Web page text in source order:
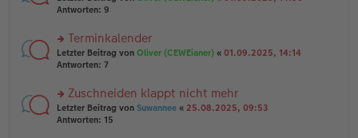
tr
g
el
e
n
er
tr
a
g
te
n
g
el
e
n
er
Antworten: 9
rs
te
n
g
el
Terminkalender
Letzter Beitrag von Oliver (CEWEianer) « 01.09.2025, 14:14
Antworten: 7
rs
te
Zuschneiden klappt nicht mehr
Letzter Beitrag von Suwannee « 25.08.2025, 09:53
Antworten: 15